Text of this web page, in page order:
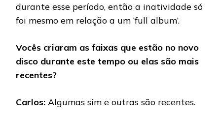
durante esse período, então a inatividade só
foi mesmo em relação a um ‘full album’.
Vocês criaram as faixas que estão no novo
disco durante este tempo ou elas são mais
recentes?
Carlos: Algumas sim e outras são recentes.